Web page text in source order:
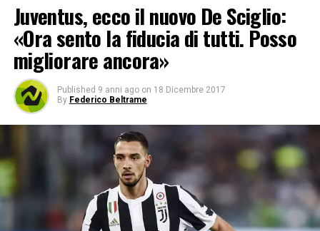
Juventus, ecco il nuovo De Sciglio:
«Ora sento la fiducia di tutti. Posso
migliorare ancora»
Published 9 anni ago on 18 Dicembre 2017
By Federico Beltrame